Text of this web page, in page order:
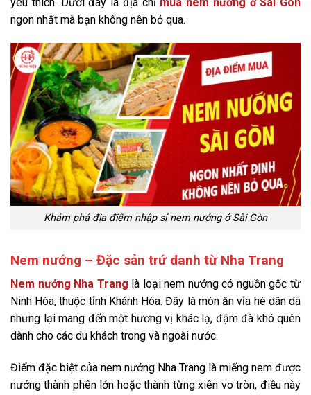
yêu thích. Dưới đây là địa chỉ mua nem nướng ở Sài Gòn
ngon nhất mà bạn không nên bỏ qua.
Khám phá địa điểm nhập sỉ nem nướng ở Sài Gòn
Nem nướng – Đặc sản trứ danh từ Nha Trang
Nem nướng Nha Trang là loạinem nướngcó nguồn gốc từ
Ninh Hòa, thuộc tỉnh Khánh Hòa. Đây là món ăn vỉa hè dân dã
nhưng lại mang đến một hương vị khác lạ, đậm đà khó quên
dành cho các du khách trong và ngoài nước.
Điểm đặc biệt của nem nướng Nha Trang là miếng nem được
nướng thành phên lớn hoặc thành từng xiên vo tròn, điều này